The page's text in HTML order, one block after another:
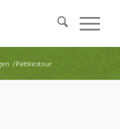
/Pättkestour